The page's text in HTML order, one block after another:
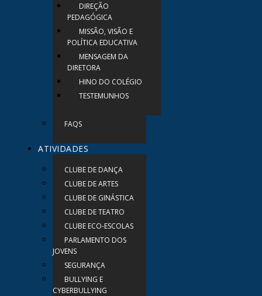
DIREÇÃO
PEDAGÓGICA
MISSÃO, VISÃO E
POLÍTICA EDUCATIVA
MENSAGEM DA
DIRETORA
HINO DO COLÉGIO
TESTEMUNHOS
FAQS
ATIVIDADES
CLUBE DE DANÇA
CLUBE DE ARTES
CLUBE DE GINÁSTICA
CLUBE DE TEATRO
CLUBE ECO-ESCOLAS
PARLAMENTO DOS
JOVENS
SEGURANÇA
BULLYING E
CYBERBULLYING